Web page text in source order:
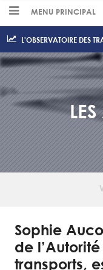
MENU PRINCIPAL
L'OBSERVATOIRE DES
Sophie
de
transports,